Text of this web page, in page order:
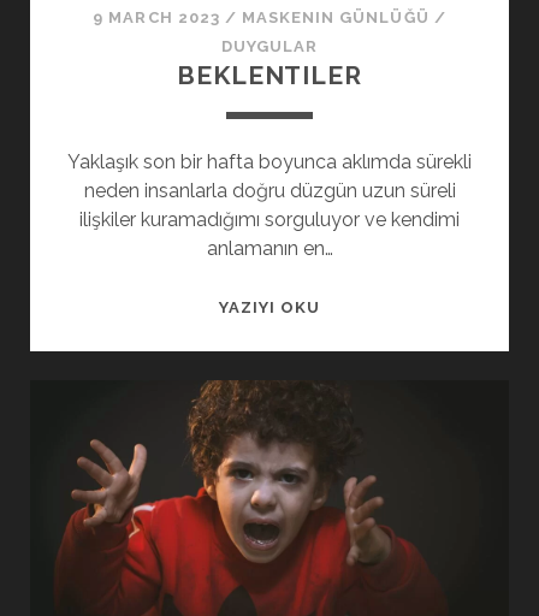
9 MARCH 2023 / MASKENIN GÜNLÜĞÜ /
DUYGULAR
BEKLENTILER
Yaklaşık son bir hafta boyunca aklımda sürekli
neden insanlarla doğru düzgün uzun süreli
ilişkiler kuramadığımı sorguluyor ve kendimi
anlamanın en…
YAZIYI OKU